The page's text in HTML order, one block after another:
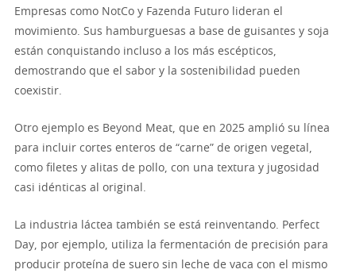
Empresas como NotCo y Fazenda Futuro lideran el
movimiento. Sus hamburguesas a base de guisantes y soja
están conquistando incluso a los más escépticos,
demostrando que el sabor y la sostenibilidad pueden
coexistir.
Otro ejemplo es Beyond Meat, que en 2025 amplió su línea
para incluir cortes enteros de “carne” de origen vegetal,
como filetes y alitas de pollo, con una textura y jugosidad
casi idénticas al original.
La industria láctea también se está reinventando. Perfect
Day, por ejemplo, utiliza la fermentación de precisión para
producir proteína de suero sin leche de vaca con el mismo